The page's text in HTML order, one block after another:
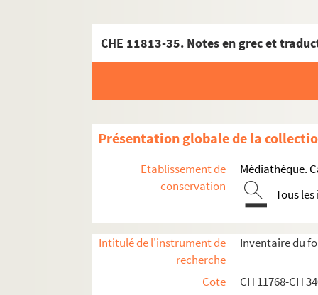
CHE 11813-35. Notes en grec et
Présentation globale de la
Etablissement de
conservation
Médiathèque.
Tous
Intitulé de l'instrument de
recherche
Inventaire du
Cote
CH 11768-CH